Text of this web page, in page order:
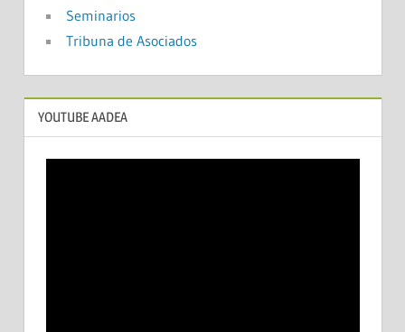
Seminarios
Tribuna de Asociados
YOUTUBE AADEA